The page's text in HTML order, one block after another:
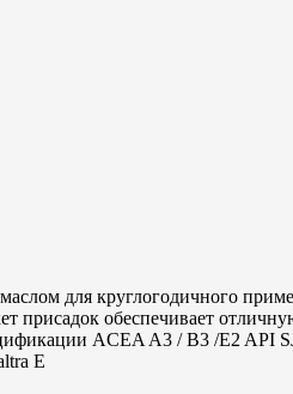
для круглогодичного
присадок обеспечивает
ACEA A3 / B3 /E2 API
E